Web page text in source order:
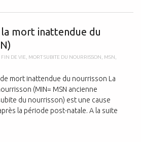
mort inattendue du
FIN DE VIE MORT SUBITE DU NOURRISSON MSN
mort inattendue du nourrisson La
(MIN= MSN ancienne
du nourrisson) est une cause
la période post-natale. A la suite